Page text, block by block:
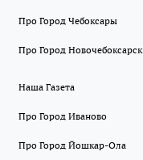
Про Город Чебоксары
Про Город Новочебоксарск
Наша Газета
Про Город Иваново
Про Город Йошкар-Ола